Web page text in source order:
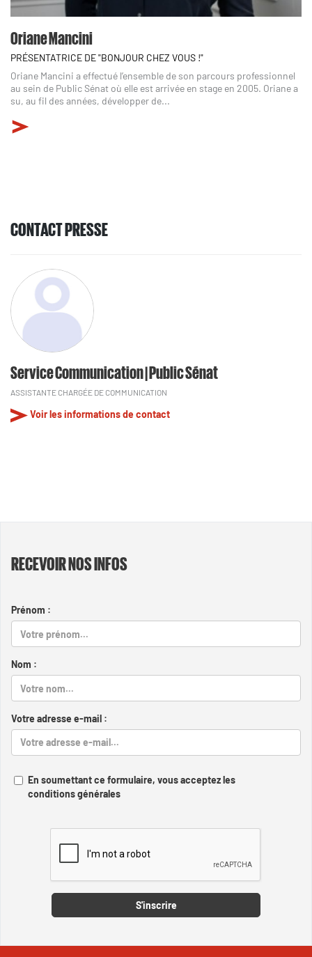
Oriane Mancini
PRÉSENTATRICE DE "BONJOUR CHEZ VOUS !"
Oriane Mancini a effectué l’ensemble de son parcours professionnel
au sein de Public Sénat où elle est arrivée en stage en 2005. Oriane a
su, au fil des années, développer de...
CONTACT PRESSE
Service Communication | Public Sénat
ASSISTANTE CHARGÉE DE COMMUNICATION
Voir les informations de contact
RECEVOIR NOS INFOS
Prénom :
Nom :
Votre adresse e-mail :
En soumettant ce formulaire, vous acceptez les
conditions générales
S'inscrire